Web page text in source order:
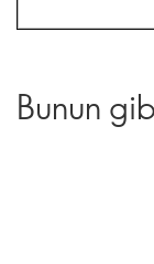
Bunun